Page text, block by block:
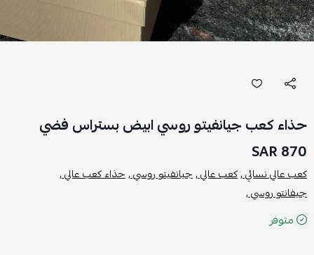
حذاء كعب جيانفيتو روسي ابيض بستراس فضي
870 SAR
كعب عالي نسائي ,كعب عالي ,جيانفيتو روسي ,حذاء كعب عالي ,
جيفانتو روسي ,
متوفر